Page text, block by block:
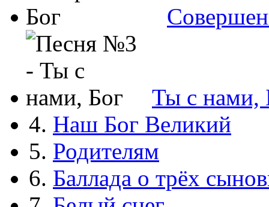
Ты с нами,
4. Наш Бог Великий
5. Родителям
6. Баллада о трёх